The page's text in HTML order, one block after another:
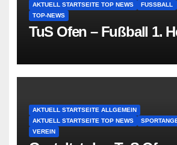
AKTUELL STARTSEITE TOP NEWS
FUSSBALL
TOP-NEWS
TuS Ofen – Fußball 1.
AKTUELL STARTSEITE ALLGEMEIN
AKTUELL STARTSEITE TOP NEWS
VEREIN